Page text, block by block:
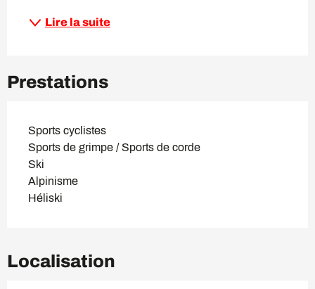
Lire la suite
Prestations
Sports cyclistes
Sports de grimpe / Sports de corde
Ski
Alpinisme
Héliski
Localisation